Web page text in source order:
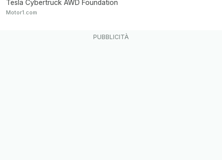
Tesla Cybertruck AWD Foundation
Motor1.com